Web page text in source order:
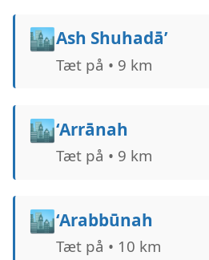
🏙️Ash Shuhadā’
Tæt på • 9 km
🏙️‘Arrānah
Tæt på • 9 km
🏙️‘Arabbūnah
Tæt på • 10 km